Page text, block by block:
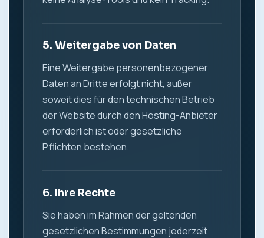
5. Weitergabe von Daten
Eine Weitergabe personenbezogener
Daten an Dritte erfolgt nicht, außer
soweit dies für den technischen Betrieb
der Website durch den Hosting-Anbieter
erforderlich ist oder gesetzliche
Pflichten bestehen.
6. Ihre Rechte
Sie haben im Rahmen der geltenden
gesetzlichen Bestimmungen jederzeit